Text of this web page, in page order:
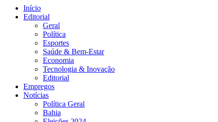
Início
Editorial
Geral
Política
Esportes
Saúde & Bem-Estar
Economia
Tecnologia & Inovação
Editorial
Empregos
Notícias
Política Geral
Bahia